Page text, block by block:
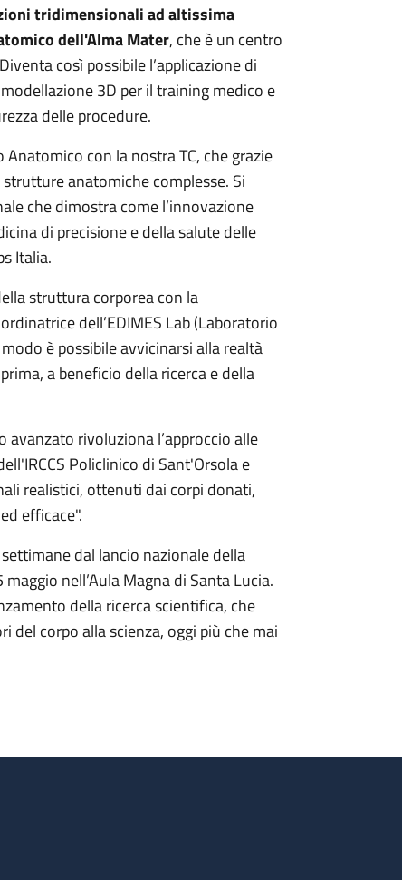
tridimensionali ad altissima
dell'Alma Mater, che è un centro
così possibile l’applicazione di
3D per il training medico e
delle procedure.
con la nostra TC, che grazie
anatomiche complesse. Si
che dimostra come l’innovazione
di precisione e della salute delle
Italia.
struttura corporea con la
dell’EDIMES Lab (Laboratorio
è possibile avvicinarsi alla realtà
a beneficio della ricerca e della
rivoluziona l’approccio alle
Policlinico di Sant'Orsola e
realistici, ottenuti dai corpi donati,
efficace".
dal lancio nazionale della
nell’Aula Magna di Santa Lucia.
della ricerca scientifica, che
del corpo alla scienza, oggi più che mai